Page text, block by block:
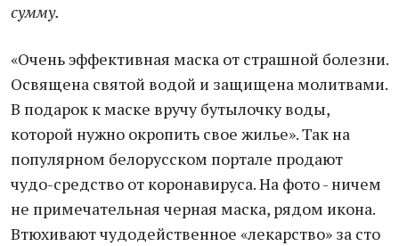
сумму.
«Очень эффективная маска от страшной болезни.
Освящена святой водой и защищена молитвами.
В подарок к маске вручу бутылочку воды,
которой нужно окропить свое жилье». Так на
популярном белорусском портале продают
чудо-средство от коронавируса. На фото - ничем
не примечательная черная маска, рядом икона.
Втюхивают чудодейственное «лекарство» за сто